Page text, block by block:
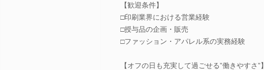
【歓迎条件】
□印刷業界における営業経験
□授与品の企画・販売
□ファッション・アパレル系の実務経験
【オフの日も充実して過ごせる”働きやすさ”】